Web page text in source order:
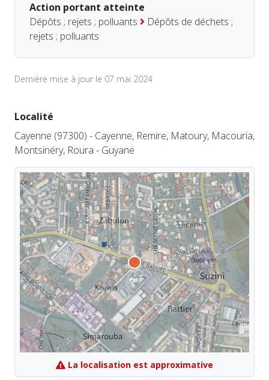
Action portant atteinte
Dépôts ; rejets ; polluants
Dépôts de déchets ;
rejets ; polluants
Dernière mise à jour le 07 mai 2024
Localité
Cayenne (97300) - Cayenne, Remire, Matoury, Macouria,
Montsinéry, Roura - Guyane
La localisation est approximative